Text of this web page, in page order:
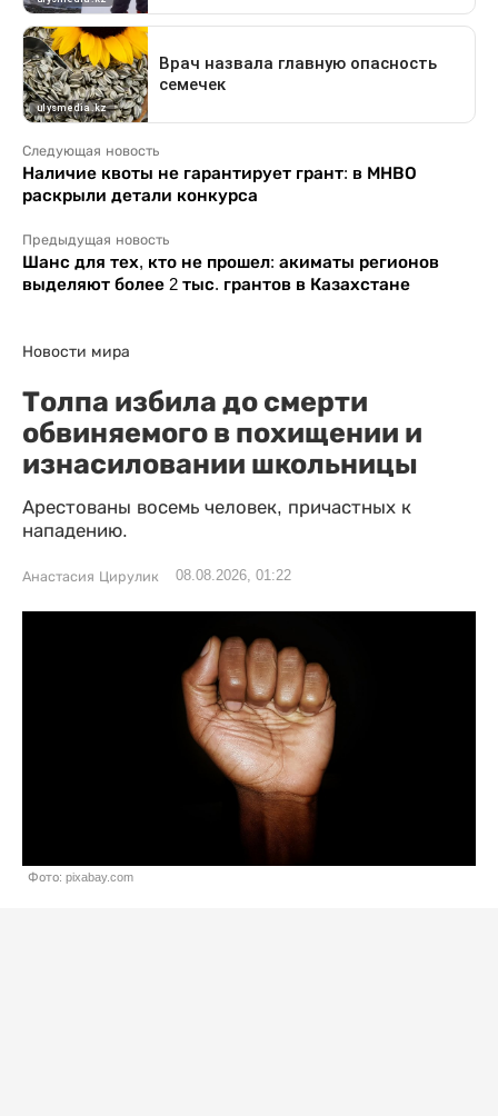
Следующая новость
Наличие квоты не гарантирует грант: в МНВО
раскрыли детали конкурса
Предыдущая новость
Шанс для тех, кто не прошел: акиматы регионов
выделяют более 2 тыс. грантов в Казахстане
Новости мира
Толпа избила до смерти
обвиняемого в похищении и
изнасиловании школьницы
Арестованы восемь человек, причастных к
нападению.
Анастасия Цирулик 08.08.2026, 01:22
Фото: pixabay.com